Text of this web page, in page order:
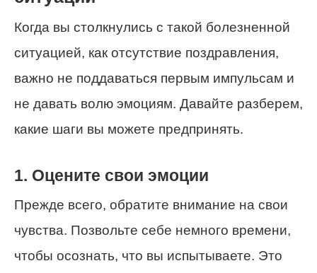
Когда вы столкнулись с такой болезненной
ситуацией, как отсутствие поздравления,
важно не поддаваться первым импульсам и
не давать волю эмоциям. Давайте разберем,
какие шаги вы можете предпринять.
1. Оцените свои эмоции
Прежде всего, обратите внимание на свои
чувства. Позвольте себе немного времени,
чтобы осознать, что вы испытываете. Это